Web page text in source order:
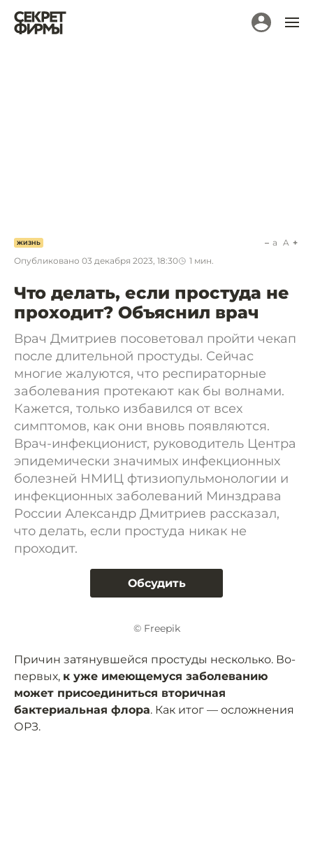
ЖИЗНЬ
Опубликовано 03 декабря 2023, 18:30 1 мин.
a A
Что делать, если простуда не
проходит? Объяснил врач
Врач Дмитриев посоветовал пройти чекап
после длительной простуды. Сейчас
многие жалуются, что респираторные
заболевания протекают как бы волнами.
Кажется, только избавился от всех
симптомов, как они вновь появляются.
Врач-инфекционист, руководитель Центра
эпидемически значимых инфекционных
болезней НМИЦ фтизиопульмонологии и
инфекционных заболеваний Минздрава
России Александр Дмитриев рассказал,
что делать, если простуда никак не
проходит.
Обсудить
© Freepik
Причин затянувшейся простуды несколько. Во-
первых, к уже имеющемуся заболеванию
может присоединиться вторичная
бактериальная флора. Как итог — осложнения
ОРЗ.